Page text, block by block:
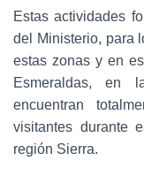
Estas actividades
del Ministerio, para
estas zonas y en
Esmeraldas, en
encuentran
visitantes durante
región Sierra.